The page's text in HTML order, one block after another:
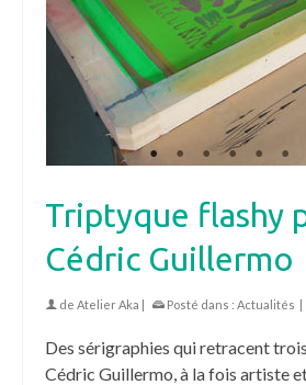
Triptyque flashy
Cédric Guillermo
de Atelier Aka | Posté dans : Actualités |
Des sérigraphies qui retracent
Cédric Guillermo, à la fois artiste